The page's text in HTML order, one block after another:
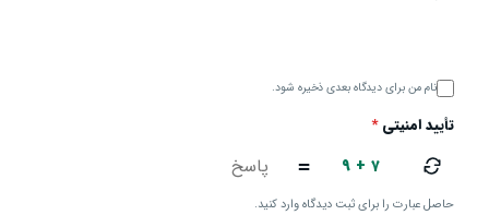
نام من برای دیدگاه بعدی ذخیره شود.
تأیید امنیتی*
۹ + ۷ =
حاصل عبارت را برای ثبت دیدگاه وارد کنید.